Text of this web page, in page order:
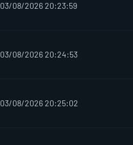
03/08/2026 20:23:59
03/08/2026 20:24:53
03/08/2026 20:25:02